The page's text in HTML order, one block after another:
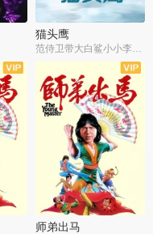
猫头鹰
师弟出马